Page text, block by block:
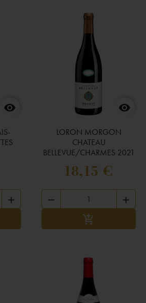



LORON MORGON
CHATEAU
BELLEVUE/CHARMES 2021
18,15 €
 
